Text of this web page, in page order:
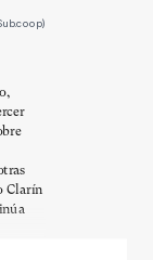
Clarín